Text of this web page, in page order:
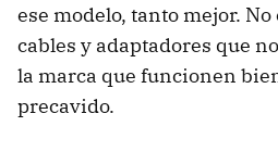
ese modelo, tanto mejor.
cables y adaptadores que
la marca que funcionen
precavido.